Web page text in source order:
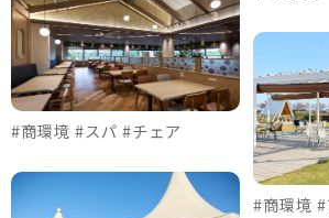
#商環境 #スパ #チェア
#商環境